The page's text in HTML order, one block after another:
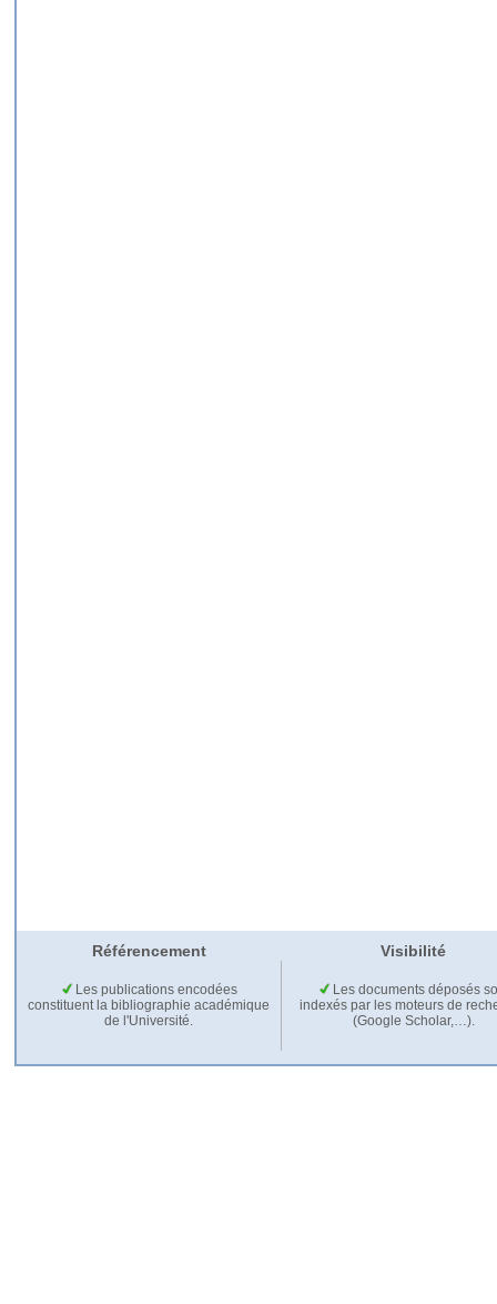
Référencement Visibilité
Les publications encodées
constituent la bibliographie académique
de l'Université.
Les documents déposés
indexés par les moteurs de
(Google Scholar,…).